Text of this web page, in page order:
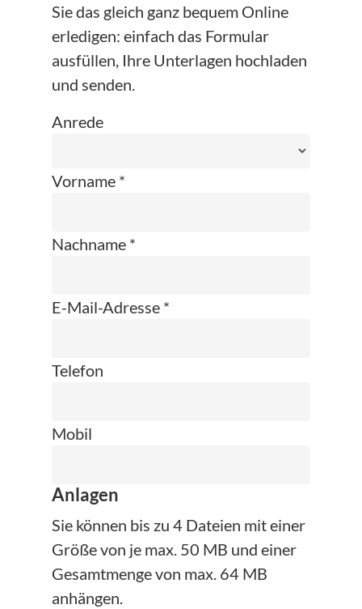
Sie das gleich ganz bequem Online
erledigen: einfach das Formular
ausfüllen, Ihre Unterlagen hochladen
und senden.
Anrede
Vorname *
Nachname *
E-Mail-Adresse *
Telefon
Mobil
Anlagen
Sie können bis zu 4 Dateien mit einer
Größe von je max. 50 MB und einer
Gesamtmenge von max. 64 MB
anhängen.